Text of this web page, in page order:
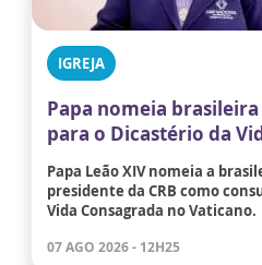
IGREJA
Papa nomeia
para o Dicastério da
Papa Leão XIV nomeia a
presidente da CRB como
Vida Consagrada no Vaticano.
07 AGO 2026 - 12H25